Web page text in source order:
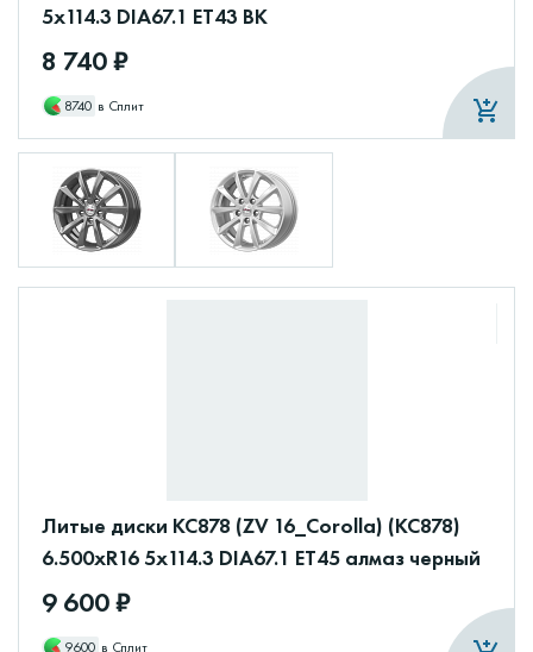
5x114.3 DIA67.1 ET43 BK
8 740 ₽
8740 в Сплит
Литые диски КС878 (ZV 16_Corolla) (КС878)
6.500xR16 5x114.3 DIA67.1 ET45 алмаз черный
9 600 ₽
9600 в Сплит